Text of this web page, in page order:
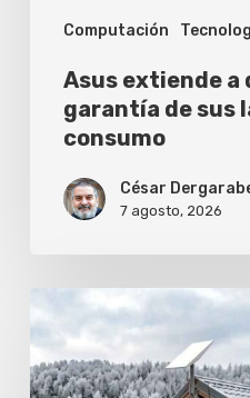
Computación
laptops
consumo
Asus extiende a
garantía de sus
consumo
César
7 agosto, 2026
evitar
que